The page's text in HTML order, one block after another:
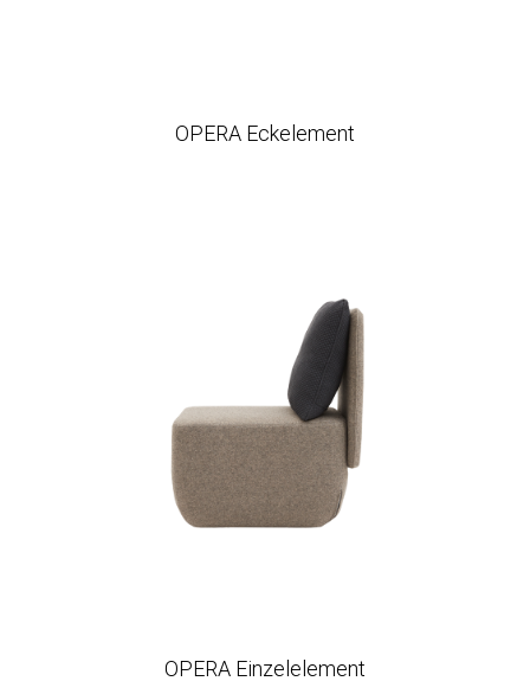
OPERA Eckelement
OPERA Einzelelement